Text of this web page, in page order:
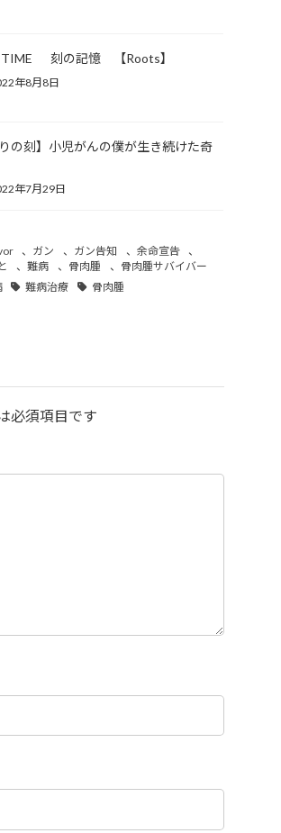
TIME 刻の記憶 【Roots】
年8月8日
りの刻】小児がんの僕が生き続けた奇
年7月29日
、 ガン 、 ガン告知 、 余命宣告
、
、難病 、 骨肉腫 、 骨肉腫サバイバー
難病治療
骨肉腫
必須項目です